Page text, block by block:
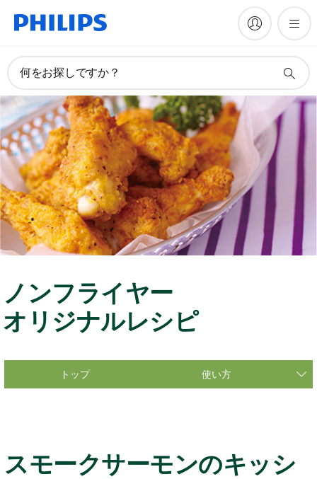
何をお探しですか？
ノンフライヤー
オリジナルレシピ
トップ 使い方
スモークサーモンのキッシ